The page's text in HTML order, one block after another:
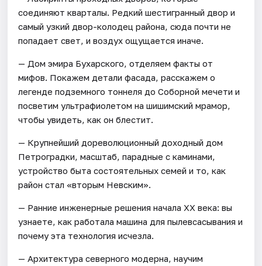
соединяют кварталы. Редкий шестигранный двор и
самый узкий двор-колодец района, сюда почти не
попадает свет, и воздух ощущается иначе.
— Дом эмира Бухарского, отделяем факты от
мифов. Покажем детали фасада, расскажем о
легенде подземного тоннеля до Соборной мечети и
посветим ультрафиолетом на шишимский мрамор,
чтобы увидеть, как он блестит.
— Крупнейший дореволюционный доходный дом
Петроградки, масштаб, парадные с каминами,
устройство быта состоятельных семей и то, как
район стал «вторым Невским».
— Ранние инженерные решения начала XX века: вы
узнаете, как работала машина для пылевсасывания и
почему эта технология исчезла.
— Архитектура северного модерна, научим